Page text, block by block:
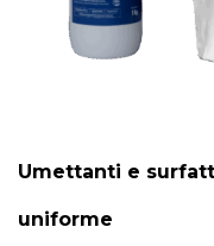
Umettanti e
uniforme